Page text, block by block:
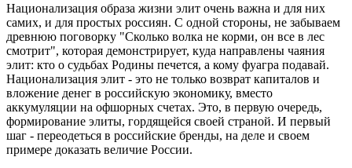
Национализация образа жизни элит очень важна и для них
самих, и для простых россиян. С одной стороны, не забываем
древнюю поговорку "Сколько волка не корми, он все в лес
смотрит", которая демонстрирует, куда направлены чаяния
элит: кто о судьбах Родины печется, а кому фуагра подавай.
Национализация элит - это не только возврат капиталов и
вложение денег в российскую экономику, вместо
аккумуляции на офшорных счетах. Это, в первую очередь,
формирование элиты, гордящейся своей страной. И первый
шаг - переодеться в российские бренды, на деле и своем
примере доказать величие России.